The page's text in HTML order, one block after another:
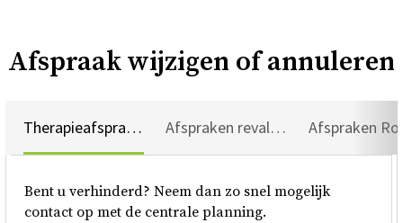
Afspraak wijzigen of annuleren
Therapieafspraken en beschikbaarheid Afspraken revalidatiearts
Bent u verhinderd? Neem dan zo snel mogelijk
contact op met de centrale planning.